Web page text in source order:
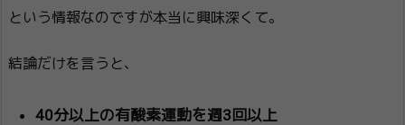
という情報なのですが本当に興味深くて。
結論だけを言うと、
40分以上の有酸素運動を週3回以上